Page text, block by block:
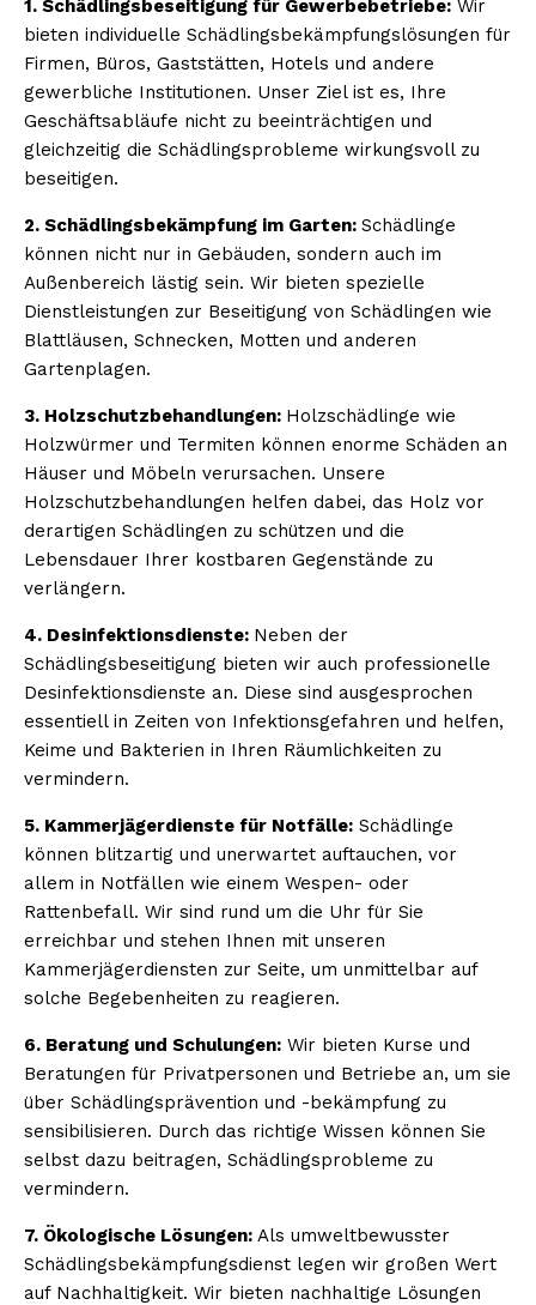
1. Schädlingsbeseitigung für Gewerbebetriebe: Wir
bieten individuelle Schädlingsbekämpfungslösungen für
Firmen, Büros, Gaststätten, Hotels und andere
gewerbliche Institutionen. Unser Ziel ist es, Ihre
Geschäftsabläufe nicht zu beeinträchtigen und
gleichzeitig die Schädlingsprobleme wirkungsvoll zu
beseitigen.
2. Schädlingsbekämpfung im Garten: Schädlinge
können nicht nur in Gebäuden, sondern auch im
Außenbereich lästig sein. Wir bieten spezielle
Dienstleistungen zur Beseitigung von Schädlingen wie
Blattläusen, Schnecken, Motten und anderen
Gartenplagen.
3. Holzschutzbehandlungen: Holzschädlinge wie
Holzwürmer und Termiten können enorme Schäden an
Häuser und Möbeln verursachen. Unsere
Holzschutzbehandlungen helfen dabei, das Holz vor
derartigen Schädlingen zu schützen und die
Lebensdauer Ihrer kostbaren Gegenstände zu
verlängern.
4. Desinfektionsdienste: Neben der
Schädlingsbeseitigung bieten wir auch professionelle
Desinfektionsdienste an. Diese sind ausgesprochen
essentiell in Zeiten von Infektionsgefahren und helfen,
Keime und Bakterien in Ihren Räumlichkeiten zu
vermindern.
5. Kammerjägerdienste für Notfälle: Schädlinge
können blitzartig und unerwartet auftauchen, vor
allem in Notfällen wie einem Wespen- oder
Rattenbefall. Wir sind rund um die Uhr für Sie
erreichbar und stehen Ihnen mit unseren
Kammerjägerdiensten zur Seite, um unmittelbar auf
solche Begebenheiten zu reagieren.
6. Beratung und Schulungen: Wir bieten Kurse und
Beratungen für Privatpersonen und Betriebe an, um sie
über Schädlingsprävention und -bekämpfung zu
sensibilisieren. Durch das richtige Wissen können Sie
selbst dazu beitragen, Schädlingsprobleme zu
vermindern.
7. Ökologische Lösungen: Als umweltbewusster
Schädlingsbekämpfungsdienst legen wir großen Wert
auf Nachhaltigkeit. Wir bieten nachhaltige Lösungen